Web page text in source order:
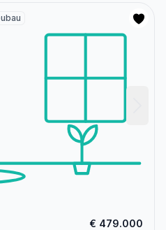
€ 479.000